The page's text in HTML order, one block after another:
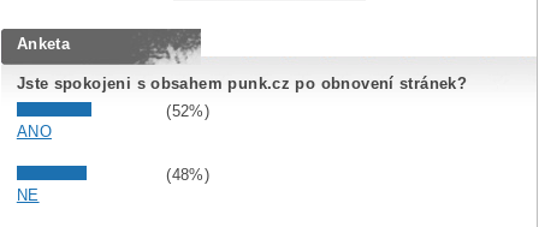
Anketa
Jste spokojeni s obsahem punk.cz po obnovení stránek?
(52%)
ANO
(48%)
NE